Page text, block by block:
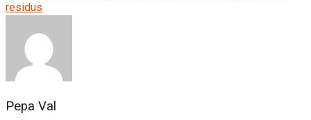
residus
Pepa Val